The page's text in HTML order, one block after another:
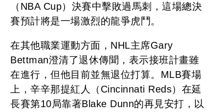
（NBA Cup）決賽中擊敗過馬刺，這場總決
賽預計將是一場激烈的龍爭虎鬥。
在其他職業運動方面，NHL主席Gary
Bettman澄清了退休傳聞，表示接班計畫雖
在進行，但他目前並無退位打算。MLB賽場
上，辛辛那提紅人（Cincinnati Reds）在延
長賽第10局靠著Blake Dunn的再見安打，以